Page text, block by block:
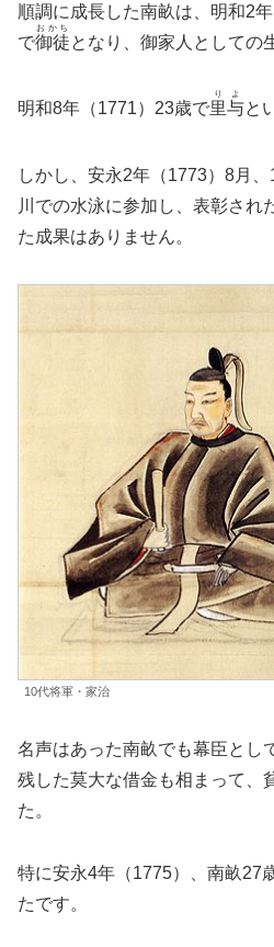
順調に成長した南畝は、明和2
で御徒
おかち
となり、御家人としての
明和8年（1771）23歳で里与
りよ
と
しかし、安永2年（1773）8月
川での水泳に参加し、表彰され
た成果はありません。
10代将軍・家治
名声はあった南畝でも幕臣とし
残した莫大な借金も相まって、
た。
特に安永4年（1775）、南畝27
たです。